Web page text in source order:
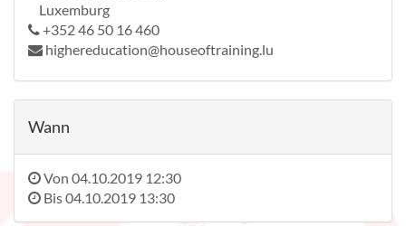
Luxemburg
+352 46 50 16 460
highereducation@houseoftraining.lu
Wann
Von 04.10.2019 12:30
Bis04.10.2019 13:30